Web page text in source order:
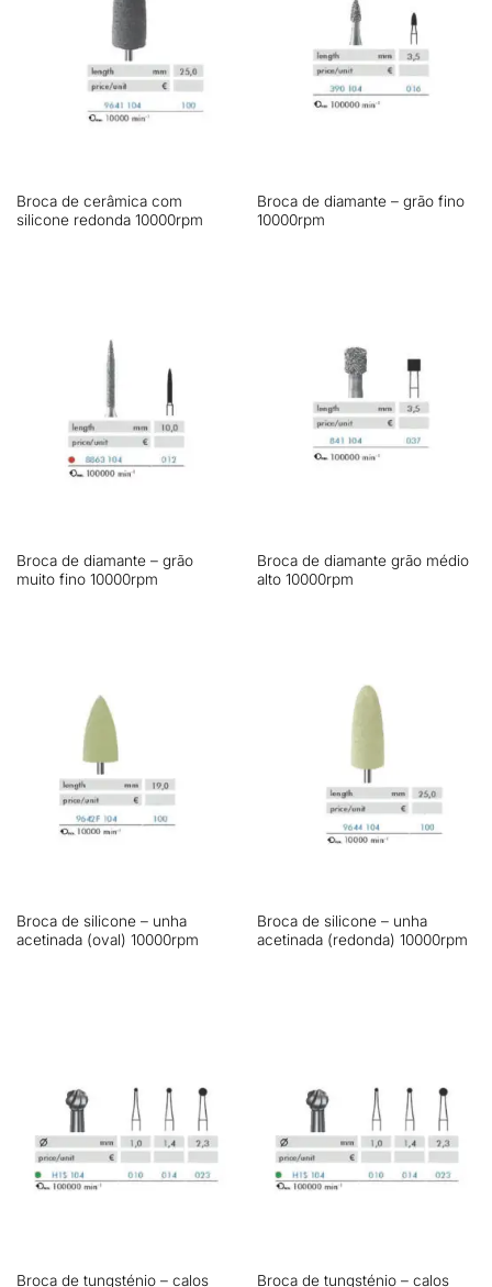
Broca de cerâmica com
silicone redonda 10000rpm
Broca de diamante – grão fino
10000rpm
Broca de diamante – grão
muito fino 10000rpm
Broca de diamante grão médio
alto 10000rpm
Broca de silicone – unha
acetinada (oval) 10000rpm
Broca de silicone – unha
acetinada (redonda) 10000rpm
Broca de tungsténio – calos Broca de tungsténio – calos